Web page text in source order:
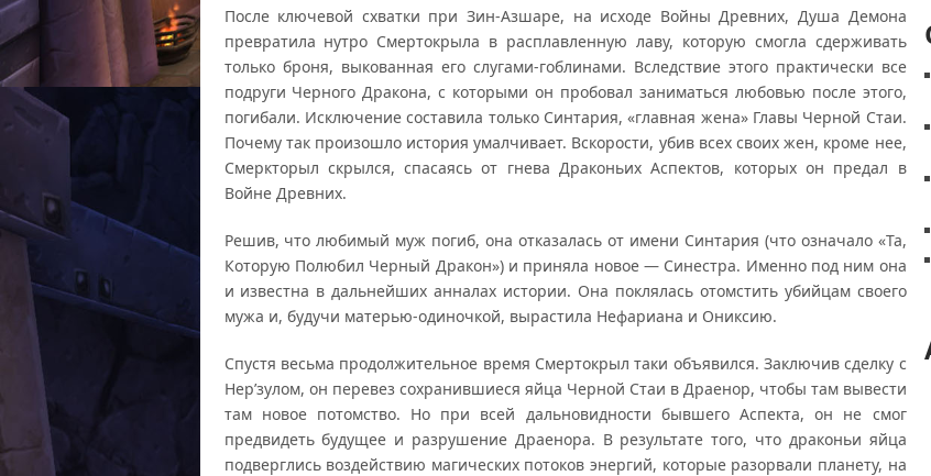
После ключевой схватки при Зин-Азшаре, на исходе Войны Древних, Душа Демона
превратила нутро Смертокрыла в расплавленную лаву, которую смогла сдерживать
только броня, выкованная его слугами-гоблинами. Вследствие этого практически все
подруги Черного Дракона, с которыми он пробовал заниматься любовью после этого,
погибали. Исключение составила только Синтария, «главная жена» Главы Черной Стаи.
Почему так произошло история умалчивает. Вскорости, убив всех своих жен, кроме нее,
Смеркторыл скрылся, спасаясь от гнева Драконьих Аспектов, которых он предал в
Войне Древних.
Решив, что любимый муж погиб, она отказалась от имени Синтария (что означало «Та,
Которую Полюбил Черный Дракон») и приняла новое — Синестра. Именно под ним она
и известна в дальнейших анналах истории. Она поклялась отомстить убийцам своего
мужа и, будучи матерью-одиночкой, вырастила Нефариана и Ониксию.
Спустя весьма продолжительное время Смертокрыл таки объявился. Заключив сделку с
Нер’зулом, он перевез сохранившиеся яйца Черной Стаи в Драенор, чтобы там вывести
там новое потомство. Но при всей дальновидности бывшего Аспекта, он не смог
предвидеть будущее и разрушение Драенора. В результате того, что драконьи яйца
подверглись воздействию магических потоков энергий, которые разорвали планету, на